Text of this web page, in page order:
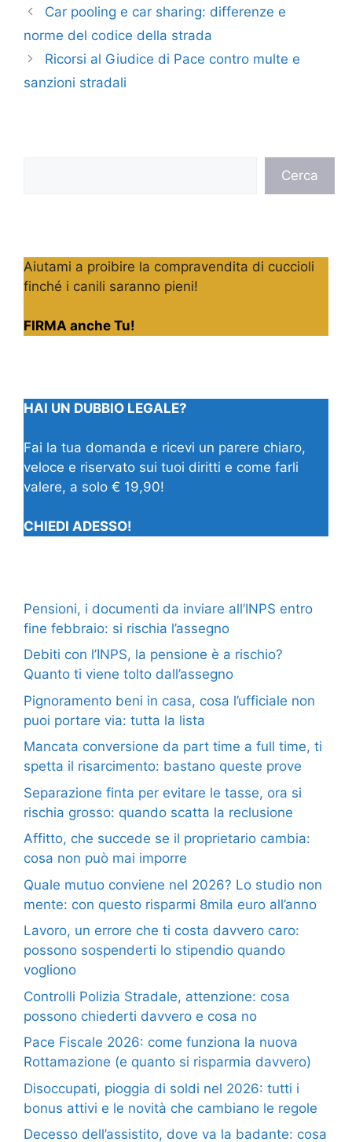
Car pooling e car sharing: differenze e
norme del codice della strada
Ricorsi al Giudice di Pace contro multe e
sanzioni stradali
Cerca
Aiutami a proibire la compravendita di cuccioli
finché i canili saranno pieni!
FIRMA anche Tu!
HAI UN DUBBIO LEGALE?
Fai la tua domanda e ricevi un parere chiaro,
veloce e riservato sui tuoi diritti e come farli
valere, a solo € 19,90!
CHIEDI ADESSO!
Pensioni, i documenti da inviare all’INPS entro
fine febbraio: si rischia l’assegno
Debiti con l’INPS, la pensione è a rischio?
Quanto ti viene tolto dall’assegno
Pignoramento beni in casa, cosa l’ufficiale non
puoi portare via: tutta la lista
Mancata conversione da part time a full time, ti
spetta il risarcimento: bastano queste prove
Separazione finta per evitare le tasse, ora si
rischia grosso: quando scatta la reclusione
Affitto, che succede se il proprietario cambia:
cosa non può mai imporre
Quale mutuo conviene nel 2026? Lo studio non
mente: con questo risparmi 8mila euro all’anno
Lavoro, un errore che ti costa davvero caro:
possono sospenderti lo stipendio quando
vogliono
Controlli Polizia Stradale, attenzione: cosa
possono chiederti davvero e cosa no
Pace Fiscale 2026: come funziona la nuova
Rottamazione (e quanto si risparmia davvero)
Disoccupati, pioggia di soldi nel 2026: tutti i
bonus attivi e le novità che cambiano le regole
Decesso dell’assistito, dove va la badante: cosa